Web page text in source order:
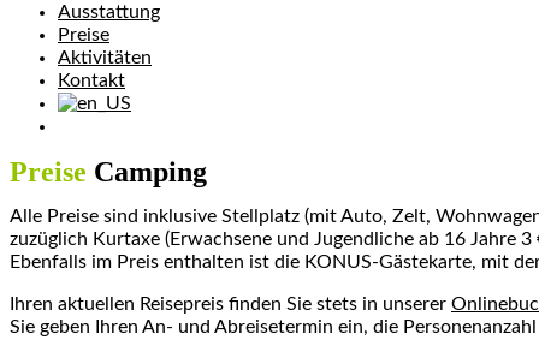
Ausstattung
Preise
Aktivitäten
Kontakt
Preise Camping
Alle Preise sind inklusive Stellplatz (mit Auto, Zelt,
zuzüglich Kurtaxe (Erwachsene und Jugendliche ab 16 Jahre
Ebenfalls im Preis enthalten ist die KONUS-Gästekarte, mit
Ihren aktuellen Reisepreis finden Sie stets in unserer
Sie geben Ihren An- und Abreisetermin ein, die